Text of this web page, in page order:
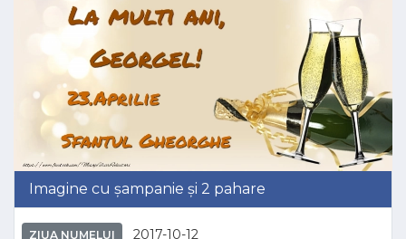
Imagine cu șampanie și 2 pahare
ZIUA NUMELUI 2017-10-12